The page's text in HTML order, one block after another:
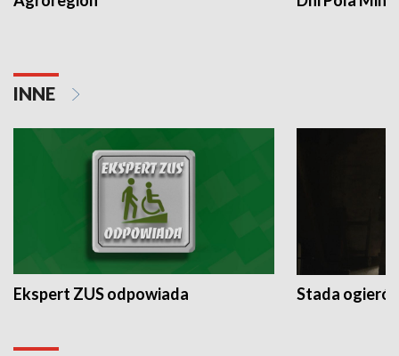
INNE
Ekspert ZUS odpowiada Stada